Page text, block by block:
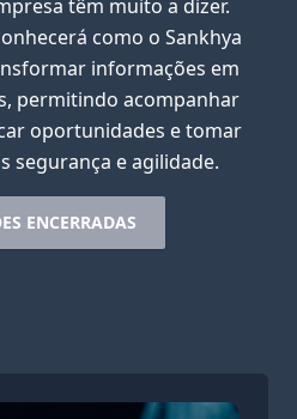
têm muito a dizer.
como o Sankhya
informações em
permitindo acompanhar
oportunidades e tomar
segurança e agilidade.
ENCERRADAS